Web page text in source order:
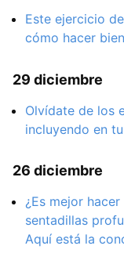
Este ejercicio
cómo hacer
29 diciembre
Olvídate de los
incluyendo en
26 diciembre
¿Es mejor
sentadillas
Aquí está la